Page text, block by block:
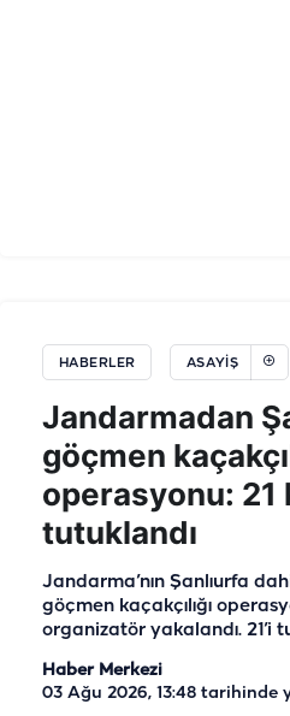
HABERLER ASAYIŞ
Jandarmadan
göçmen
operasyonu: 21
tutuklandı
Jandarma’nın Şanlıurfa
göçmen kaçakçılığı
organizatör yakalandı. 21’i
Haber Merkezi
03 Ağu 2026, 13:48 tarihinde